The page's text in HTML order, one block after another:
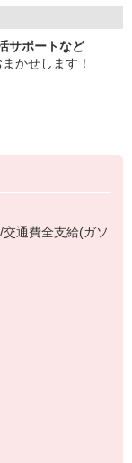
サポートなど
かせします！
心者・ブランクの
通費全支給(ガソ